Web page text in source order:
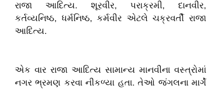
રાજા આદિત્ય. શૂરવીર, પરાક્રમી, દાનવીર,
કર્તવ્યનિષ્ઠ, ધર્મનિષ્ઠ, કર્મવીર એટલે ચક્રવર્તી રાજા
આદિત્ય.
એક વાર રાજા આદિત્ય સામાન્ય માનવીના વસ્ત્રોમાં
નગર ભ્રમણ કરવા નીકળ્યા હતા. તેઓ જંગલના માર્ગે